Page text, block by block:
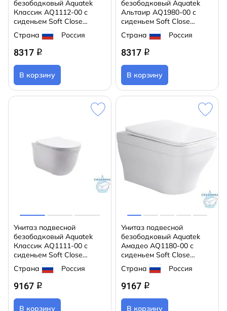
безободковый Aquatek
Классик AQ1112-00 с
сиденьем Soft Close
(микролифт)
Страна Россия
8317 q
В корзину
безободковый Aquatek
Альтаир AQ1980-00 с
сиденьем Soft Close
(микролифт)
Страна Россия
8317 q
В корзину
Унитаз подвесной
безободковый Aquatek
Классик AQ1111-00 с
сиденьем Soft Close
(микролифт)
Страна Россия
9167 q
В корзину
Унитаз подвесной
безободковый Aquatek
Амадео AQ1180-00 с
сиденьем Soft Close
(микролифт)
Страна Россия
9167 q
В корзину